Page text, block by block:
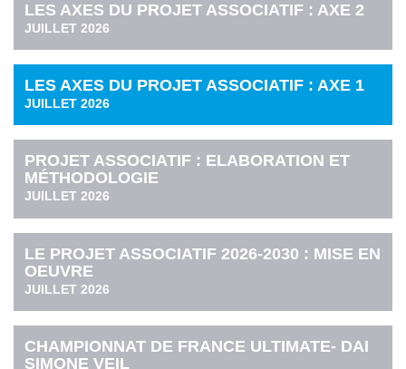
LES AXES DU PROJET ASSOCIATIF : AXE 2
JUILLET 2026
LES AXES DU PROJET ASSOCIATIF : AXE 1
JUILLET 2026
PROJET ASSOCIATIF : ELABORATION ET
MÉTHODOLOGIE
JUILLET 2026
LE PROJET ASSOCIATIF 2026-2030 : MISE EN
OEUVRE
JUILLET 2026
CHAMPIONNAT DE FRANCE ULTIMATE- DAI
SIMONE VEIL